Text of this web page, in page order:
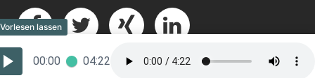
00:00 04:22
Impressum